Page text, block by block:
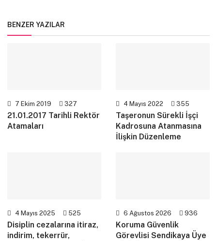
BENZER YAZILAR
7 Ekim 2019 327
21.01.2017 Tarihli Rektör
Atamaları
4 Mayıs 2022 355
Taşeronun Sürekli İşçi
Kadrosuna Atanmasına
İlişkin Düzenleme
4 Mayıs 2025 525
Disiplin cezalarına itiraz,
indirim, tekerrür,
6 Ağustos 2026 936
Koruma Güvenlik
Görevlisi Sendikaya Üye